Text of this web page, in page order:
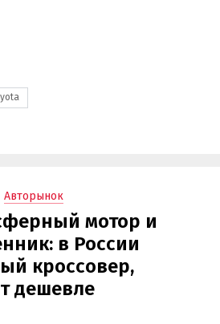
Авторынок
мотор и
в России
кроссовер,
дешевле